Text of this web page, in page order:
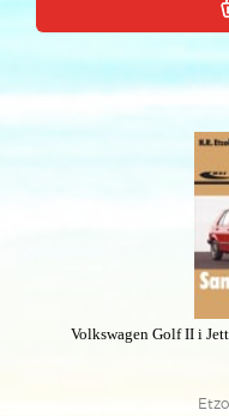
Volkswagen Golf II i